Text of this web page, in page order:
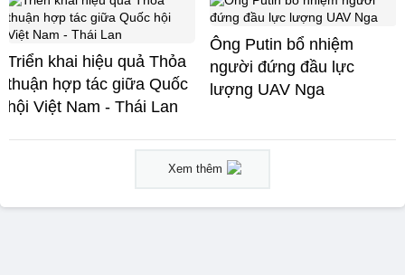
Triển khai hiệu quả Thỏa
thuận hợp tác giữa Quốc
hội Việt Nam - Thái Lan
Ông Putin bổ nhiệm
người đứng đầu lực
lượng UAV Nga
Xem thêm